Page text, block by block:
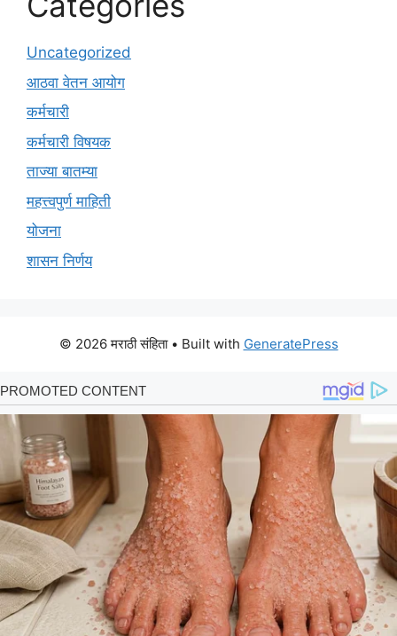
Uncategorized
आठवा वेतन आयोग
कर्मचारी
कर्मचारी विषयक
ताज्या बातम्या
महत्त्वपुर्ण माहिती
योजना
शासन निर्णय
© 2026 मराठी संहिता• Built with GeneratePress